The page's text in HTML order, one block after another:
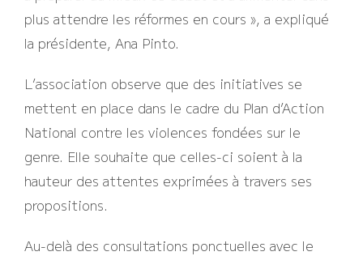
plus attendre les réformes en cours », a expliqué
la présidente, Ana Pinto.
L’association observe que des initiatives se
mettent en place dans le cadre du Plan d’Action
National contre les violences fondées sur le
genre. Elle souhaite que celles-ci soient à la
hauteur des attentes exprimées à travers ses
propositions.
Au-delà des consultations ponctuelles avec le